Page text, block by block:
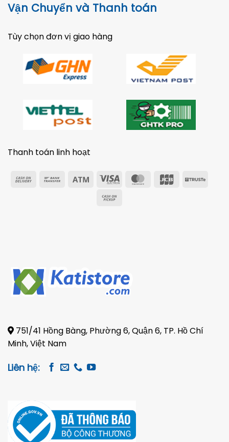
Vận Chuyển và Thanh toán
Tùy chọn đơn vị giao hàng
Thanh toán linh hoạt
Cash
Bank
Atm
Visa
MasterCard
JCB
751/41 Hồng Bàng, Phường 6, Quận 6, TP. Hồ Chí
Minh, Việt Nam
Liên hệ: